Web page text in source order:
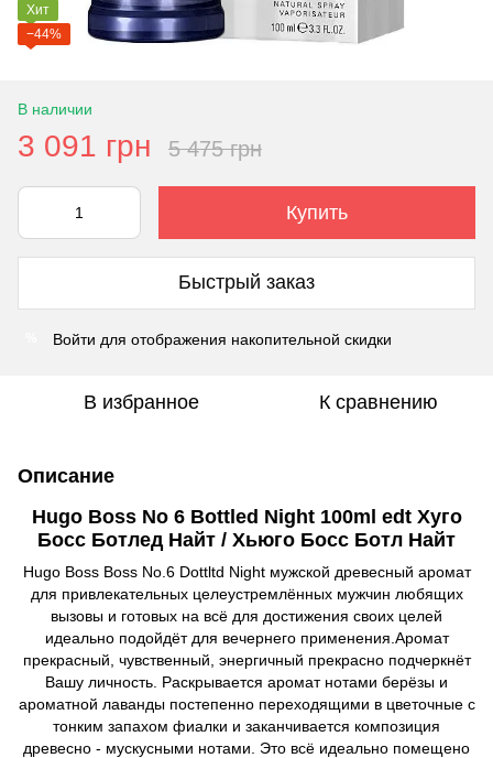
Хит
−44%
В наличии
3 091 грн 5 475 грн
Купить
Быстрый заказ
Войти для отображения накопительной скидки
В избранное К сравнению
Описание
Hugo Boss No 6 Bottled Night 100ml edt Хуго
Босс Ботлед Найт / Хьюго Босс Ботл Найт
Нugо Воss Воss No.6 Dottltd Night мужской древесный аромат
для привлекательных целеустремлённых мужчин любящих
вызовы и готовых на всё для достижения своих целей
идеально подойдёт для вечернего применения.Аромат
прекрасный, чувственный, энергичный прекрасно подчеркнёт
Вашу личность. Раскрывается аромат нотами берёзы и
ароматной лаванды постепенно переходящими в цветочные с
тонким запахом фиалки и заканчивается композиция
древесно - мускусными нотами. Это всё идеально помещено